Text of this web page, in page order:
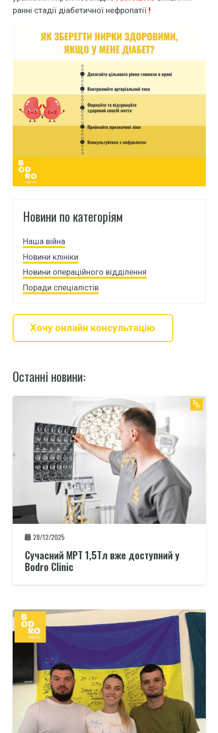
ранні стадії діабетичної нефропатії !
Новини по категоріям
Наша війна
Новини клініки
Новини операційного відділення
Поради спеціалістів
Хочу онлайн консультацію
Останні новини:
28/12/2025
Сучасний МРТ 1,5Тл вже доступний у
Bodro Clinic